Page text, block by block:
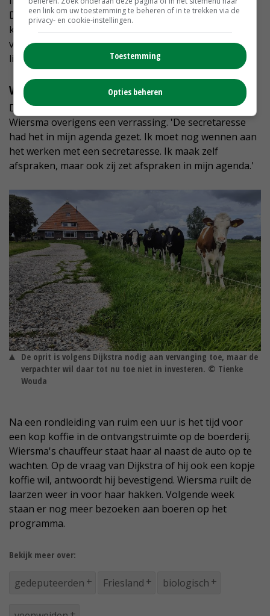
Den Haag. We zijn nu meer gelijkwaardig. Veel beleid
komt uit Den Haag. Ik wil kijken waar ik de ruimte kan
vinden om zaken mogelijk te maken in de provincie',
licht de gedeputeerde toe.
Verrassing
Dat Van der Wal naar Leeuwarden komt, was voor
Wiersma overigens een verrassing. 'De secretaresse
had het in mijn agenda gezet. Ik moet nog wennen aan
het werken met een secretaresse. Ik maak zelf
afspraken, maar ook zij zet afspraken in mijn agenda.'
De oprit is volgens Dijkstra nodig aan vervanging toe, maar de
verpachter wil daar tot nu toe niet in investeren. © Tienke
Wouda
Na een rondleiding van ruim een uur is het tijd voor
een kop koffie in de ontvangstruimte op de boerderij.
Wiersma's chauffeur staat haar al naast de auto op te
wachten. Op de vraag van Dijkstra of hij ook een kopje
koffie wil, antwoordt hij bevestigend. Wiersma ruilt de
laarzen weer in voor haar hakken. Volgende week
staan er nog meer bezoeken aan boeren op het
programma.
Bekijk meer over:
gedeputeerden Friesland biologisch
een link om uw toestemming te beheren of in te trekken via de
privacy- en cookie-instellingen.
Toestemming
Opties beheren